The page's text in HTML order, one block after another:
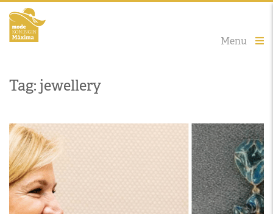
Menu
Tag: jewellery